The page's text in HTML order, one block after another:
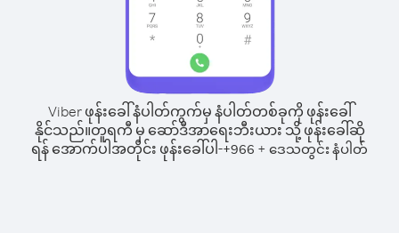
Viber ဖုန်းခေါ်နံပါတ်ကွက်မှ နံပါတ်တစ်ခုကို ဖုန်းခေါ်
နိုင်သည်။တူရကီ မှ ဆော်ဒီအာရေးဘီးယား သို့ ဖုန်းခေါ်ဆို
ရန် အောက်ပါအတိုင်း ဖုန်းခေါ်ပါ-+966 + ဒေသတွင်း နံပါတ်